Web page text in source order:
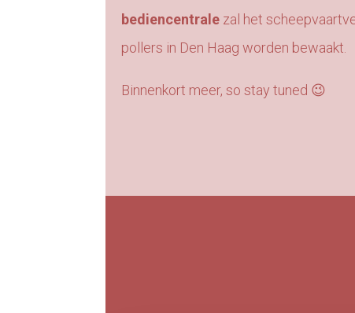
bediencentrale zal het
pollers in Den Haag worden bewaakt.
Binnenkort meer, so stay tuned 😉